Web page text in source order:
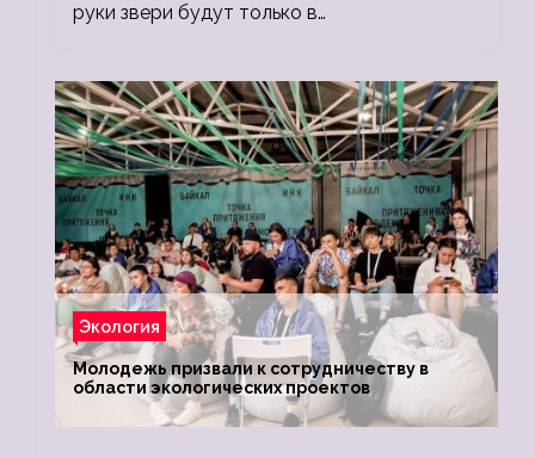
руки звери будут только в…
Экология
Молодежь призвали к сотрудничеству в
области экологических проектов